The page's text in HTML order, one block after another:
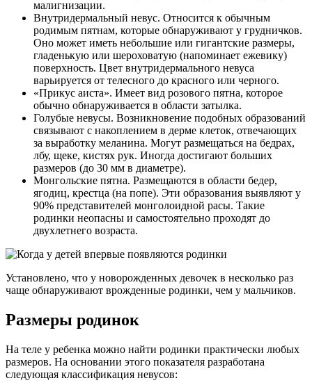
малигнизации.
Внутридермальный невус. Относится к обычным
родимым пятнам, которые обнаруживают у грудничков.
Оно может иметь небольшие или гигантские размеры,
гладенькую или шероховатую (напоминает ежевику)
поверхность. Цвет внутридермального невуса
варьируется от телесного до красного или черного.
«Прикус аиста». Имеет вид розового пятна, которое
обычно обнаруживается в области затылка.
Голубые невусы. Возникновение подобных образований
связывают с накоплением в дерме клеток, отвечающих
за выработку меланина. Могут размещаться на бедрах,
лбу, щеке, кистях рук. Иногда достигают больших
размеров (до 30 мм в диаметре).
Монгольские пятна. Размещаются в области бедер,
ягодиц, крестца (на попе). Эти образования выявляют у
90% представителей монголоидной расы. Такие
родинки неопасны и самостоятельно проходят до
двухлетнего возраста.
Установлено, что у новорожденных девочек в несколько раз
чаще обнаруживают врожденные родинки, чем у мальчиков.
Размеры родинок
На теле у ребенка можно найти родинки практически любых
размеров. На основании этого показателя разработана
следующая классификация невусов: